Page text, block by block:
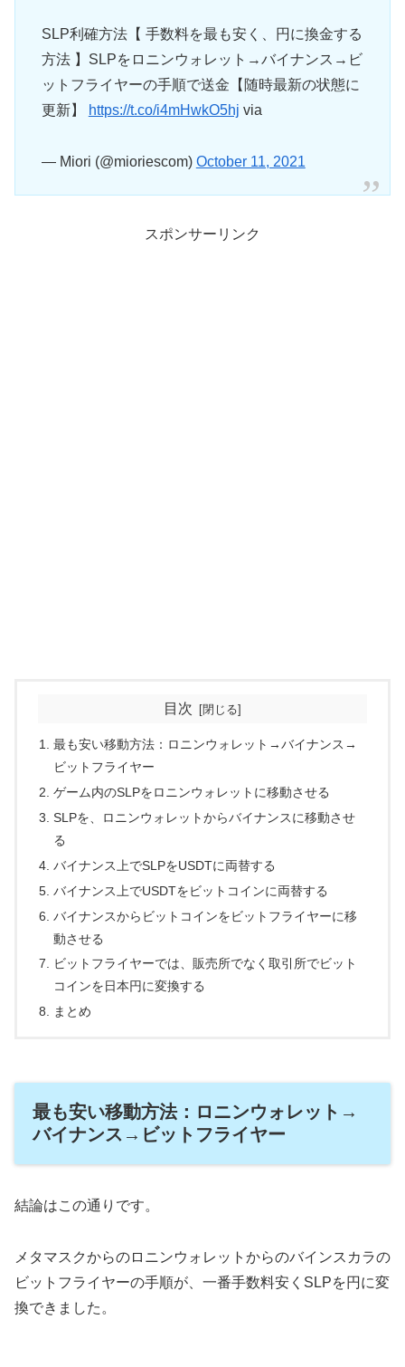
SLP利確方法【 手数料を最も安く、円に換金する
方法 】SLPをロニンウォレット→バイナンス→ビ
ットフライヤーの手順で送金【随時最新の状態に
更新】
https://t.co/i4mHwkO5hj via
— Miori (@mioriescom) October 11, 2021
スポンサーリンク
目次
最も安い移動方法：ロニンウォレット→バイナンス→
ビットフライヤー
ゲーム内のSLPをロニンウォレットに移動させる
SLPを、ロニンウォレットからバイナンスに移動させ
る
バイナンス上でSLPをUSDTに両替する
バイナンス上でUSDTをビットコインに両替する
バイナンスからビットコインをビットフライヤーに移
動させる
ビットフライヤーでは、販売所でなく取引所でビット
コインを日本円に変換する
まとめ
最も安い移動方法：ロニンウォレット→
バイナンス→ビットフライヤー
結論はこの通りです。
メタマスクからのロニンウォレットからのバインスカラの
ビットフライヤーの手順が、一番手数料安くSLPを円に変
換できました。